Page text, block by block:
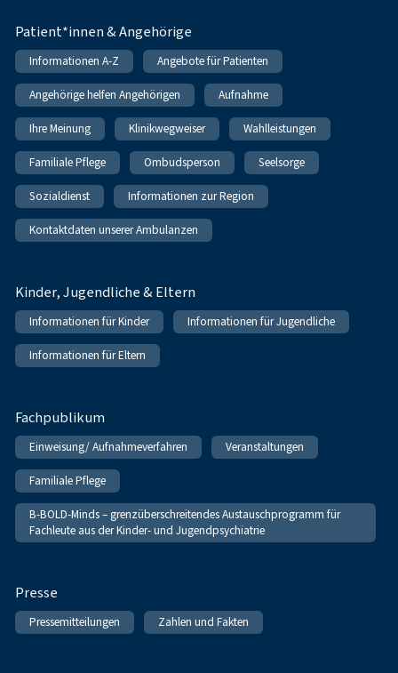
Patient*innen & Angehörige
Informationen A-Z Angebote für Patienten
Angehörige helfen Angehörigen Aufnahme
Ihre Meinung Klinikwegweiser Wahlleistungen
Familiale Pflege Ombudsperson Seelsorge
Sozialdienst Informationen zur Region
Kontaktdaten unserer Ambulanzen
Kinder, Jugendliche & Eltern
Informationen für Kinder Informationen für Jugendliche
Informationen für Eltern
Fachpublikum
Einweisung/ Aufnahmeverfahren Veranstaltungen
Familiale Pflege
B-BOLD-Minds – grenzüberschreitendes Austauschprogramm für
Fachleute aus der Kinder- und Jugendpsychiatrie
Presse
Pressemitteilungen Zahlen und Fakten